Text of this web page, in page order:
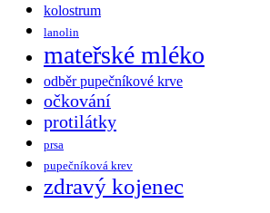
kolostrum
lanolin
mateřské mléko
odběr pupečníkové krve
očkování
protilátky
prsa
pupečníková krev
zdravý kojenec